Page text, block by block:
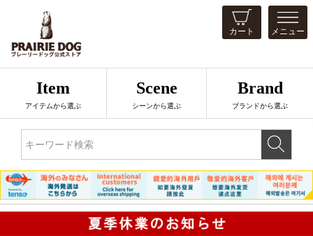
カート メニュー
Item
アイテムから選ぶ
Scene
シーンから選ぶ
Brand
ブランドから選ぶ